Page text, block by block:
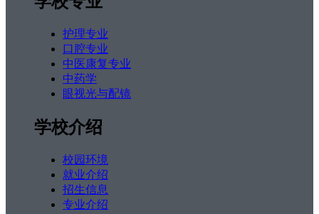
护理专业
口腔专业
中医康复专业
中药学
眼视光与配镜
学校介绍
校园环境
就业介绍
招生信息
专业介绍